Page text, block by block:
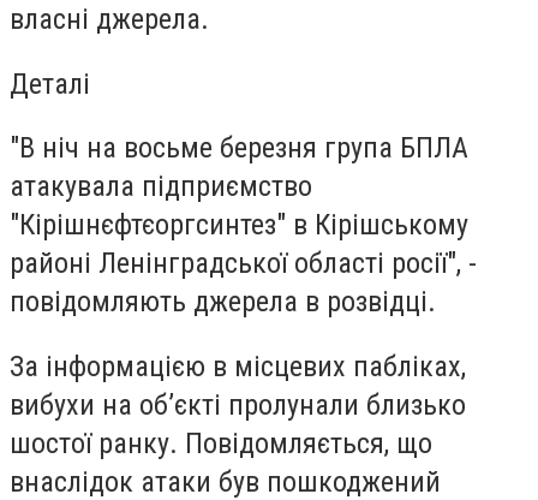
власні джерела.
Деталі
"В ніч на восьме березня група БПЛА
атакувала підприємство
"Кірішнєфтєоргсинтез" в Кірішському
районі Ленінградської області росії", -
повідомляють джерела в розвідці.
За інформацією в місцевих пабліках,
вибухи на обʼєкті пролунали близько
шостої ранку. Повідомляється, що
внаслідок атаки був пошкоджений